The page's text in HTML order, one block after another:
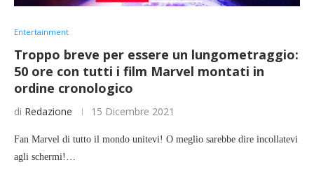
Entertainment
Troppo breve per essere un lungometraggio:
50 ore con tutti i film Marvel montati in
ordine cronologico
di Redazione 15 Dicembre 2021
Fan Marvel di tutto il mondo unitevi! O meglio sarebbe dire incollatevi
agli schermi!…